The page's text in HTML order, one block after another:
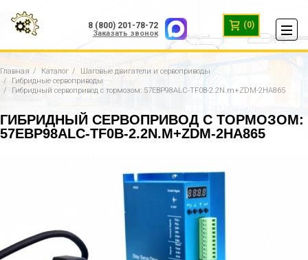
8 (800) 201-78-72
Заказать звонок
(0)
Главная Каталог
Шаговые двигатели и сервоприводы
Гибридные сервоприводы
Гибридный сервопривод с тормозом: 57EBP98ALC-TF0B-2.2N.m+ZDM-2HA865
ГИБРИДНЫЙ СЕРВОПРИВОД С ТОРМОЗОМ:
57EBP98ALC-TF0B-2.2N.M+ZDM-2HA865